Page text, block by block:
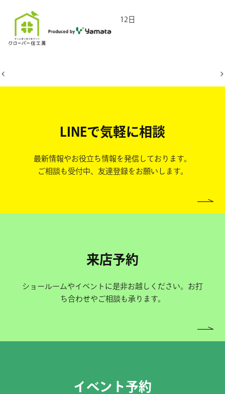
2026年6月12日
LINEで気軽に相談
最新情報やお役立ち情報を発信しております。
ご相談も受付中、友達登録をお願いします。
来店予約
ショールームやイベントに是非お越しください。お打
ち合わせやご相談も承ります。
イベント予約